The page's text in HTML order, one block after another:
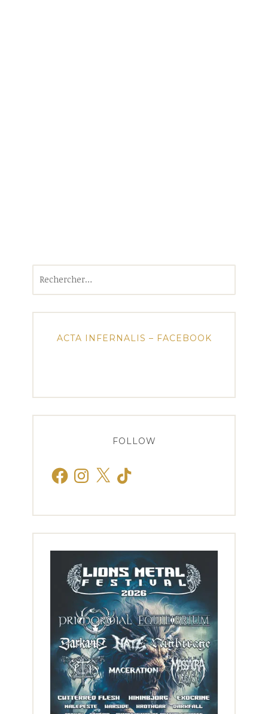
ACTA INFERNALIS – FACEBOOK
FOLLOW
FacebookInstagram
X TikTok